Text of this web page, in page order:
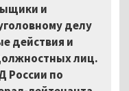
и
делу
действия и
лиц.
России по